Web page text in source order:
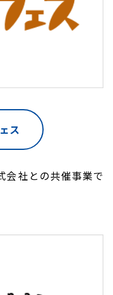
ス
会社との共催事業で